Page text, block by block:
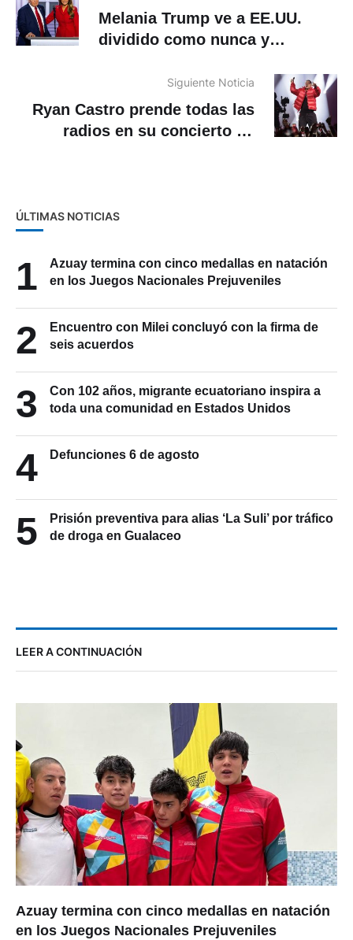
Melania Trump ve a EE.UU.
dividido como nunca y
silenciar a su marido
Siguiente Noticia
Ryan Castro prende todas las
radios en su concierto en
ÚLTIMAS NOTICIAS
1
Azuay termina con cinco medallas en natación
en los Juegos Nacionales Prejuveniles
2
Encuentro con Milei concluyó con la firma de
seis acuerdos
3
Con 102 años, migrante ecuatoriano inspira a
toda una comunidad en Estados Unidos
4 Defunciones 6 de agosto
5
Prisión preventiva para alias ‘La Suli’ por tráfico
de droga en Gualaceo
LEER A CONTINUACIÓN
Azuay termina con cinco medallas en natación
en los Juegos Nacionales Prejuveniles